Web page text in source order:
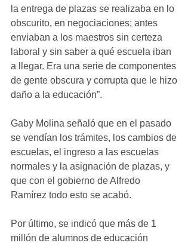
la entrega de plazas se realizaba en lo
obscurito, en negociaciones; antes
enviaban a los maestros sin certeza
laboral y sin saber a qué escuela iban
a llegar. Era una serie de componentes
de gente obscura y corrupta que le hizo
daño a la educación”.
Gaby Molina señaló que en el pasado
se vendían los trámites, los cambios de
escuelas, el ingreso a las escuelas
normales y la asignación de plazas, y
que con el gobierno de Alfredo
Ramírez todo esto se acabó.
Por último, se indicó que más de 1
millón de alumnos de educación